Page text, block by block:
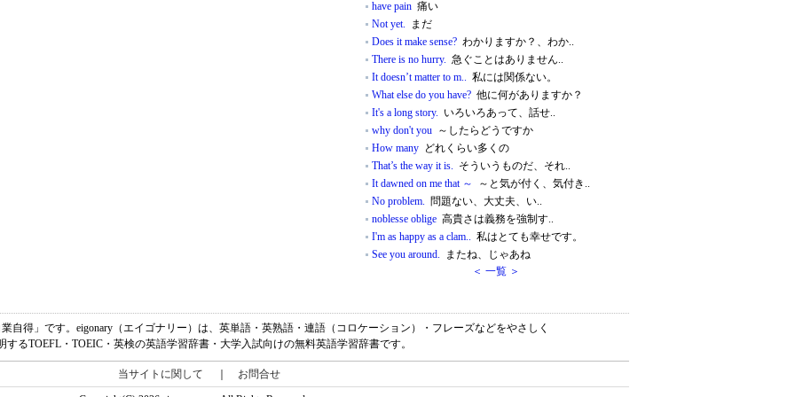
have pain 痛い
Not yet. まだ
Does it make sense? わかりますか？、わか..
There is no hurry. 急ぐことはありません..
It doesn’t matter to m.. 私には関係ない。
What else do you have? 他に何がありますか？
It's a long story. いろいろあって、話せ..
why don't you ～したらどうですか
How many どれくらい多くの
That’s the way it is. そういうものだ、それ..
It dawned on me that ～
～と気が付く、気付き..
No problem. 問題ない、大丈夫、い..
noblesse oblige 高貴さは義務を強制す..
I'm as happy as a clam.. 私はとても幸せです。
See you around. またね、じゃあね
＜ 一覧 ＞
業自得」です。eigonary（エイゴナリー）は、英単語・英熟語・連語（コロケーション）・フレーズなどをやさしく
するTOEFL・TOEIC・英検の英語学習辞書・大学入試向けの無料英語学習辞書です。
当サイトに関して お問合せ